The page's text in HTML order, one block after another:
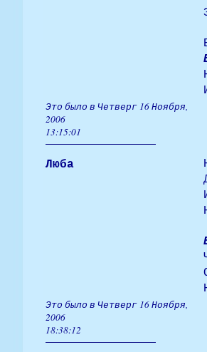
Это было в Четверг 16 Ноября,
2006
13:15:01
Люба
Это было в Четверг 16 Ноября,
2006
18:38:12